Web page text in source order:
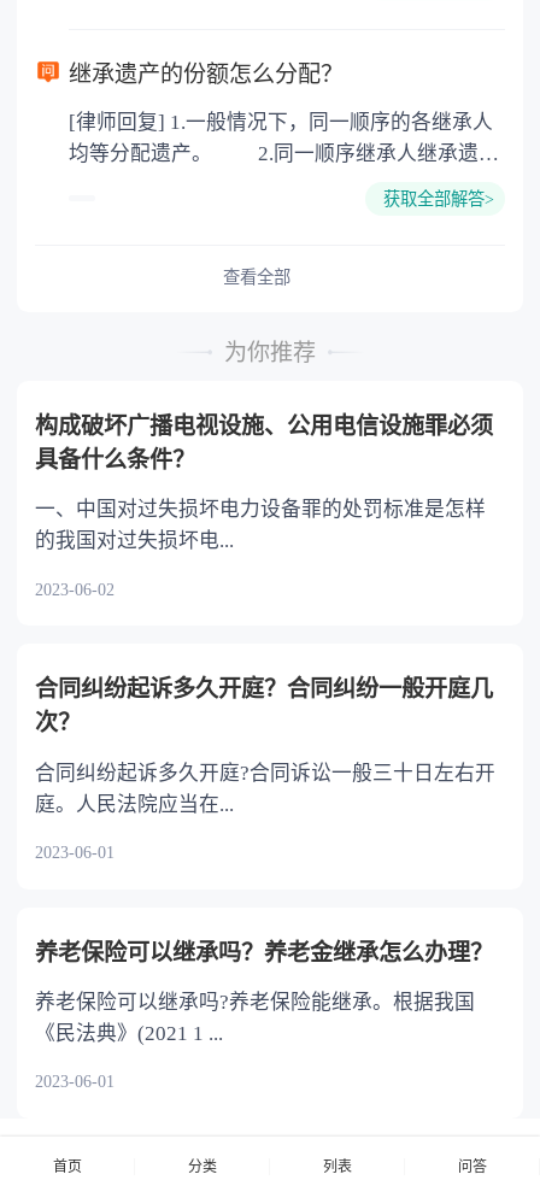
以防对财产继承发生纠纷，可以对遗产继承进行
公证。
继承遗产的份额怎么分配？
[律师回复] 1.一般情况下，同一顺序的各继承人
均等分配遗产。 2.同一顺序继承人继承遗产
或者与被继承人共同生活的继承人，分配遗产
的继承人，不尽扶养义务的，分配遗产时，应当
获取全部解答>
查看全部
为你推荐
构成破坏广播电视设施、公用电信设施罪必须
具备什么条件？
一、中国对过失损坏电力设备罪的处罚标准是怎样
的我国对过失损坏电...
2023-06-02
合同纠纷起诉多久开庭？合同纠纷一般开庭几
次？
合同纠纷起诉多久开庭?合同诉讼一般三十日左右开
庭。人民法院应当在...
2023-06-01
养老保险可以继承吗？养老金继承怎么办理？
养老保险可以继承吗?养老保险能继承。根据我国
《民法典》(2021 1 ...
2023-06-01
首页 分类 列表 问答